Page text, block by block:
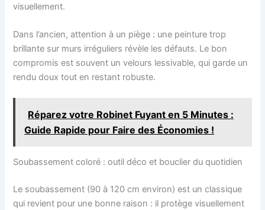
visuellement.
Dans l’ancien, attention à un piège : une peinture trop
brillante sur murs irréguliers révèle les défauts. Le bon
compromis est souvent un velours lessivable, qui garde un
rendu doux tout en restant robuste.
Réparez votre Robinet Fuyant en 5 Minutes :
Guide Rapide pour Faire des Économies !
Soubassement coloré : outil déco et bouclier du quotidien
Le soubassement (90 à 120 cm environ) est un classique
qui revient pour une bonne raison : il protège visuellement